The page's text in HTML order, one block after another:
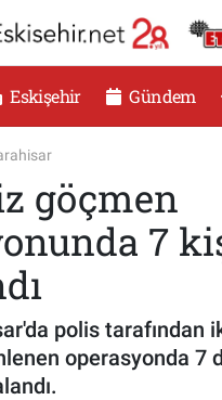
Eskişehir Gündem
göçmen
7
polis tarafından
operasyonda 7
Eczaneler
Vakitleri
Yoğunluk Haritası
Durumu ve Fikstür